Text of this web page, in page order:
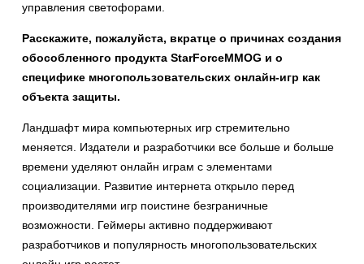
управления светофорами.
Расскажите, пожалуйста, вкратце о причинах создания
обособленного продукта StarForceMMOG и о
специфике многопользовательских онлайн-игр как
объекта защиты.
Ландшафт мира компьютерных игр стремительно
меняется. Издатели и разработчики все больше и больше
времени уделяют онлайн играм с элементами
социализации. Развитие интернета открыло перед
производителями игр поистине безграничные
возможности. Геймеры активно поддерживают
разработчиков и популярность многопользовательских